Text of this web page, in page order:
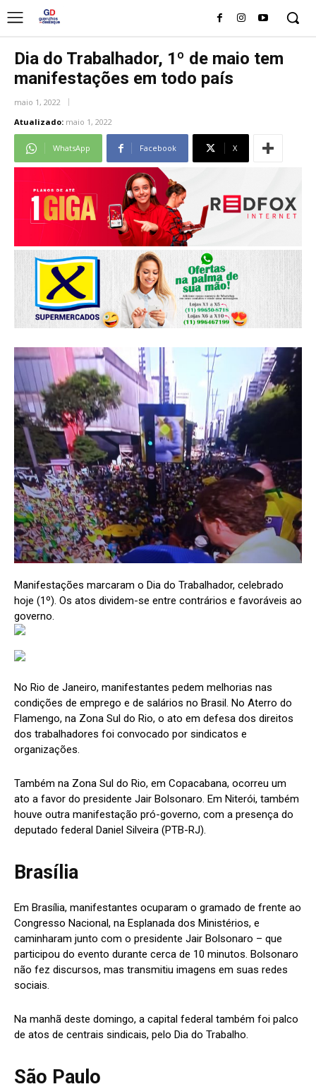
Dia do Trabalhador, 1º de maio tem
manifestações em todo país
maio 1, 2022
Atualizado: maio 1, 2022
WhatsApp Facebook X
Manifestações marcaram o Dia do Trabalhador, celebrado
hoje (1º). Os atos dividem-se entre contrários e favoráveis ao
governo.
No Rio de Janeiro, manifestantes pedem melhorias nas
condições de emprego e de salários no Brasil. No Aterro do
Flamengo, na Zona Sul do Rio, o ato em defesa dos direitos
dos trabalhadores foi convocado por sindicatos e
organizações.
Também na Zona Sul do Rio, em Copacabana, ocorreu um
ato a favor do presidente Jair Bolsonaro. Em Niterói, também
houve outra manifestação pró-governo, com a presença do
deputado federal Daniel Silveira (PTB-RJ).
Brasília
Em Brasília, manifestantes ocuparam o gramado de frente ao
Congresso Nacional, na Esplanada dos Ministérios, e
caminharam junto com o presidente Jair Bolsonaro – que
participou do evento durante cerca de 10 minutos. Bolsonaro
não fez discursos, mas transmitiu imagens em suas redes
sociais.
Na manhã deste domingo, a capital federal também foi palco
de atos de centrais sindicais, pelo Dia do Trabalho.
São Paulo